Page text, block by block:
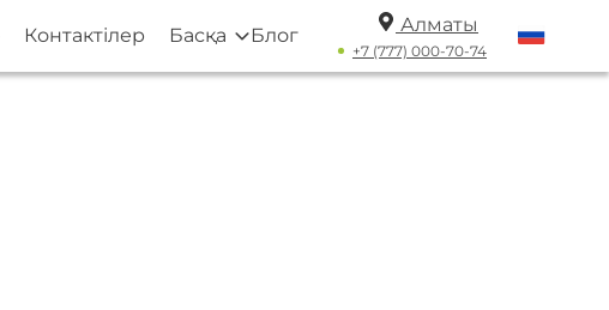
Контактілер Басқа Блог Алматы
+7 (777) 000-70-74